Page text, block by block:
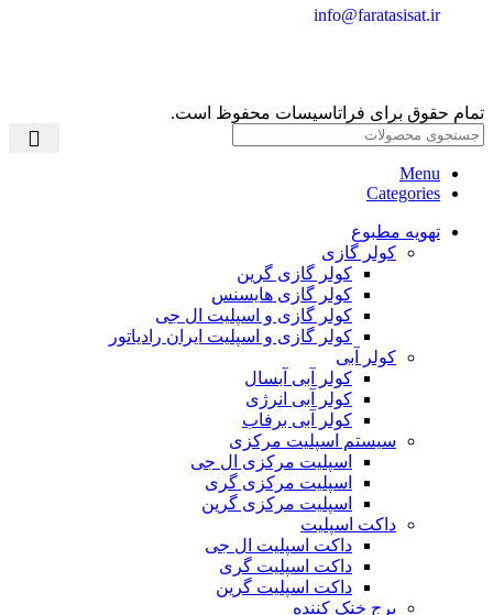
info@faratasisat.ir
تمام حقوق برای فراتاسیسات محفوظ است.
Menu
Categories
تهویه مطبوع
کولر گازی
کولر گازی گرین
کولر گازی هایسنس
کولر گازی و اسپلیت ال جی
کولر گازی و اسپلیت ایران رادیاتور
کولر آبی
کولر آبی آبسال
کولر آبی انرژی
کولر آبی برفاب
سیستم اسپلیت مرکزی
اسپلیت مرکزی ال جی
اسپلیت مرکزی گری
اسپلیت مرکزی گرین
داکت اسپلیت
داکت اسپلیت ال جی
داکت اسپلیت گری
داکت اسپلیت گرین
برج خنک کننده